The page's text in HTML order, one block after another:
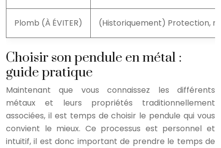
Plomb (À ÉVITER) (Historiquement) Protection,
Choisir son pendule en métal :
guide pratique
Maintenant que vous connaissez les différents
métaux et leurs propriétés traditionnellement
associées, il est temps de choisir le pendule qui vous
convient le mieux. Ce processus est personnel et
intuitif, il est donc important de prendre le temps de